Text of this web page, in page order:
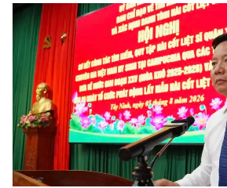
Trung đoàn 738 và Ban CHQS phường
Tây Ninh.